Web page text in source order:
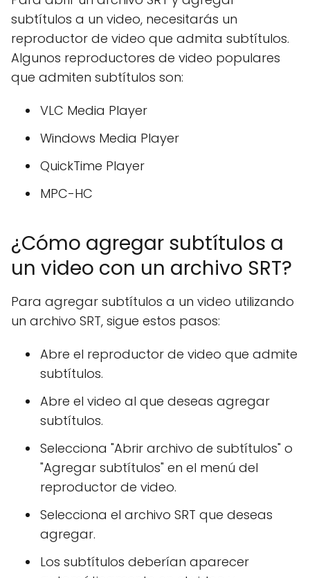
subtítulos a un video, necesitarás un
reproductor de video que admita subtítulos.
Algunos reproductores de video populares
que admiten subtítulos son:
VLC Media Player
Windows Media Player
QuickTime Player
MPC-HC
¿Cómo agregar subtítulos a
un video con un archivo SRT?
Para agregar subtítulos a un video utilizando
un archivo SRT, sigue estos pasos:
Abre el reproductor de video que admite
subtítulos.
Abre el video al que deseas agregar
subtítulos.
Selecciona "Abrir archivo de subtítulos" o
"Agregar subtítulos" en el menú del
reproductor de video.
Selecciona el archivo SRT que deseas
agregar.
Los subtítulos deberían aparecer